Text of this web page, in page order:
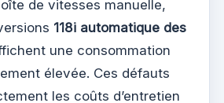
de vitesses manuelle,
118i automatique des
une consommation
élevée. Ces défauts
les coûts d’entretien